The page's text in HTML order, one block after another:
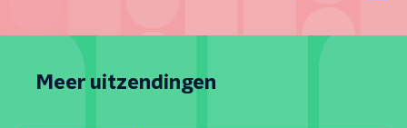
Meer uitzendingen